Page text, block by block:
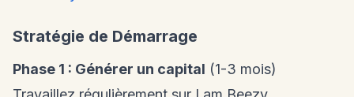
Stratégie de Démarrage
Phase 1 : Générer un capital (1-3 mois)